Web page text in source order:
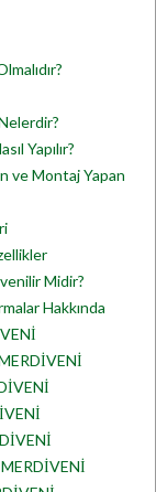
Yapılır?
ve Montaj Yapan
Midir?
Hakkında